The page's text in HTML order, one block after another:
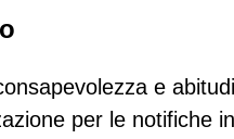
e
per le notifiche